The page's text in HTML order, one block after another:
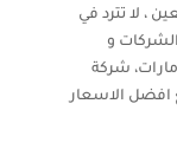
، لا تترد في
و
شركة
افضل الاسعار